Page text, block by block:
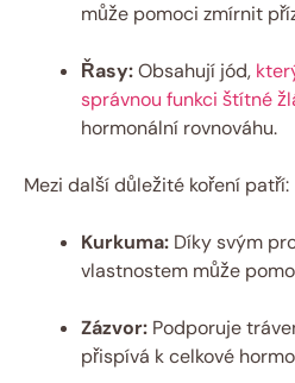
může pomoci zmírnit
Řasy:Obsahují jód,
správnou funkci štítné
hormonální rovnováhu.
Mezi další důležité koření patří:
Kurkuma: Díky svým
vlastnostem může
Zázvor: Podporuje
přispívá k celkové